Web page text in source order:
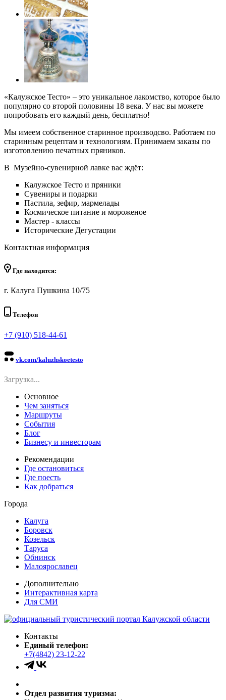
«Калужское Тесто» – это уникальное лакомство, которое было
популярно со второй половины 18 века. У нас вы можете
попробовать его каждый день, бесплатно!
Мы имеем собственное старинное производсво. Работаем по
старинным рецептам и технологиям. Принимаем заказы по
изготовлению печатных пряников.
В Музейно-сувенирной лавке вас ждёт:
Калужское Тесто и пряники
Сувениры и подарки
Пастила, зефир, мармелады
Космическое питание и мороженое
Мастер - классы
Исторические Дегустации
Контактная информация
Где находится:
г. Калуга Пушкина 10/75
Телефон
+7 (910) 518-44-61
vk.com/kaluzhskoetesto
Загрузка...
Основное
Чем заняться
Маршруты
События
Блог
Бизнесу и инвесторам
Рекомендации
Где остановиться
Где поесть
Как добраться
Города
Калуга
Боровск
Козельск
Таруса
Обнинск
Малоярославец
Дополнительно
Интерактивная карта
Для СМИ
Контакты
Единый телефон:
+7(4842) 23-12-22
Отдел развития туризма: